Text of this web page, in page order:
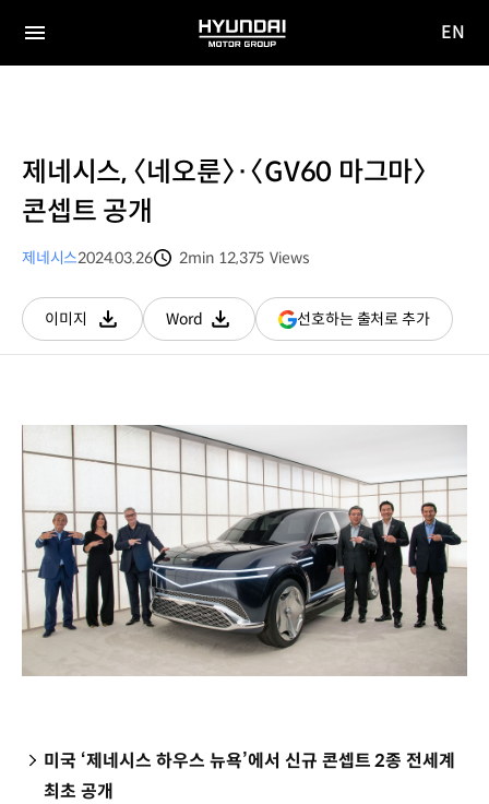
전체
HYUNDAI
MOTOR
EN
제네시스, 〈네오룬〉·〈GV60 마그마〉
콘셉트 공개
제네시스2024.03.26
2min 12,375 Views
이미지
다운로드
Word
다운로드
선호하는 출처로 추가(새
창
미국 ‘제네시스 하우스 뉴욕’에서 신규 콘셉트 2종 전세계
최초 공개